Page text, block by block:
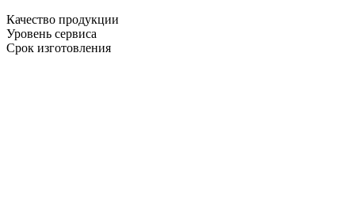
Качество продукции
Уровень сервиса
Срок изготовления